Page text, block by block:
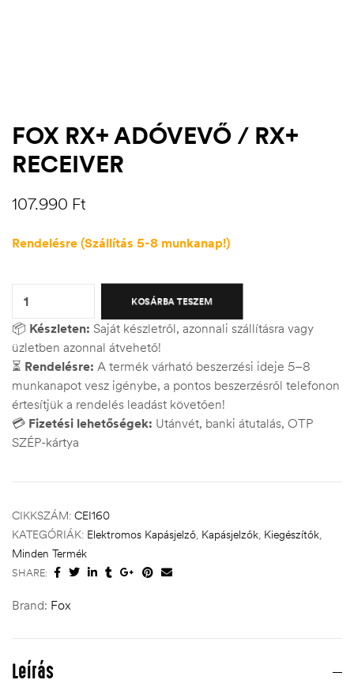
FOX RX+ ADÓVEVŐ / RX+
RECEIVER
107.990 Ft
Rendelésre (Szállítás 5-8 munkanap!)
KOSÁRBA TESZEM
📦 Készleten: Saját készletről, azonnali szállításra vagy
üzletben azonnal átvehető!
⏳ Rendelésre: A termék várható beszerzési ideje 5–8
munkanapot vesz igénybe, a pontos beszerzésről telefonon
értesítjük a rendelés leadást követően!
💳 Fizetési lehetőségek: Utánvét, banki átutalás, OTP
SZÉP-kártya
CIKKSZÁM: CEI160
KATEGÓRIÁK: Elektromos Kapásjelző, Kapásjelzők, Kiegészítők,
Minden Termék
SHARE:
Brand: Fox
Leírás